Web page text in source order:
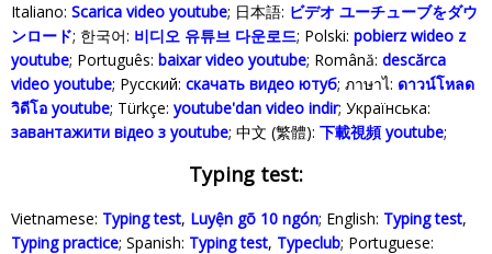
Italiano: Scarica video youtube; 日本語: ビデオ ユーチューブをダウ
ンロード; 한국어: 비디오 유튜브 다운로드; Polski‎: pobierz wideo z
youtube; Português: baixar video youtube; Română: descărca
video youtube; Русский: скачать видео ютуб; ภาษาไ: ดาวน์โหลด
วิดีโอ youtube; Türkçe‬: youtube'dan video indir; Українська‬:
завантажити відео з youtube; 中文 (繁體): 下載視頻 youtube;
Typing test:
Vietnamese: Typing test, Luyện gõ 10 ngón; English: Typing test,
Typing practice; Spanish: Typing test, Typeclub; Portuguese: